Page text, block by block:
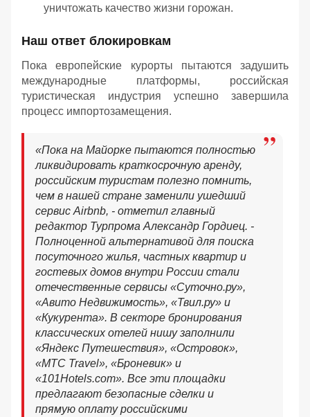
уничтожать качество жизни горожан.
Наш ответ блокировкам
Пока европейские курорты пытаются задушить
международные платформы, российская
туристическая индустрия успешно завершила
процесс импортозамещения.
«Пока на Майорке пытаются полностью
ликвидировать краткосрочную аренду,
российским туристам полезно помнить,
чем в нашей стране заменили ушедший
сервис Airbnb, - отметил главный
редактор Турпрома Александр Гордиец. -
Полноценной альтернативой для поиска
посуточного жилья, частных квартир и
гостевых домов внутри России стали
отечественные сервисы «Суточно.ру»,
«Авито Недвижимость», «Твил.ру» и
«Кукурента». В секторе бронирования
классических отелей нишу заполнили
«Яндекс Путешествия», «Островок»,
«МТС Travel», «Броневик» и
«101Hotels.com». Все эти площадки
предлагают безопасные сделки и
прямую оплату российскими